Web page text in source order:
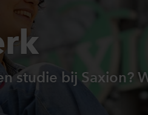
studie bij Saxion?